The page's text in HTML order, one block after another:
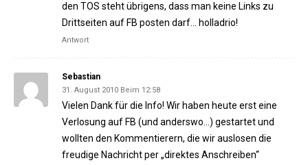
den TOS steht übrigens, dass man keine Links zu
Drittseiten auf FB posten darf… holladrio!
Antwort
Sebastian
31. August 2010 Beim 12:58
Vielen Dank für die Info! Wir haben heute erst eine
Verlosung auf FB (und anderswo…) gestartet und
wollten den Kommentierern, die wir auslosen die
freudige Nachricht per „direktes Anschreiben“